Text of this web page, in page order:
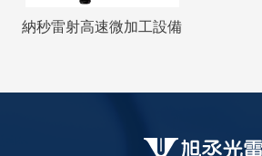
納秒雷射高速微加工設備